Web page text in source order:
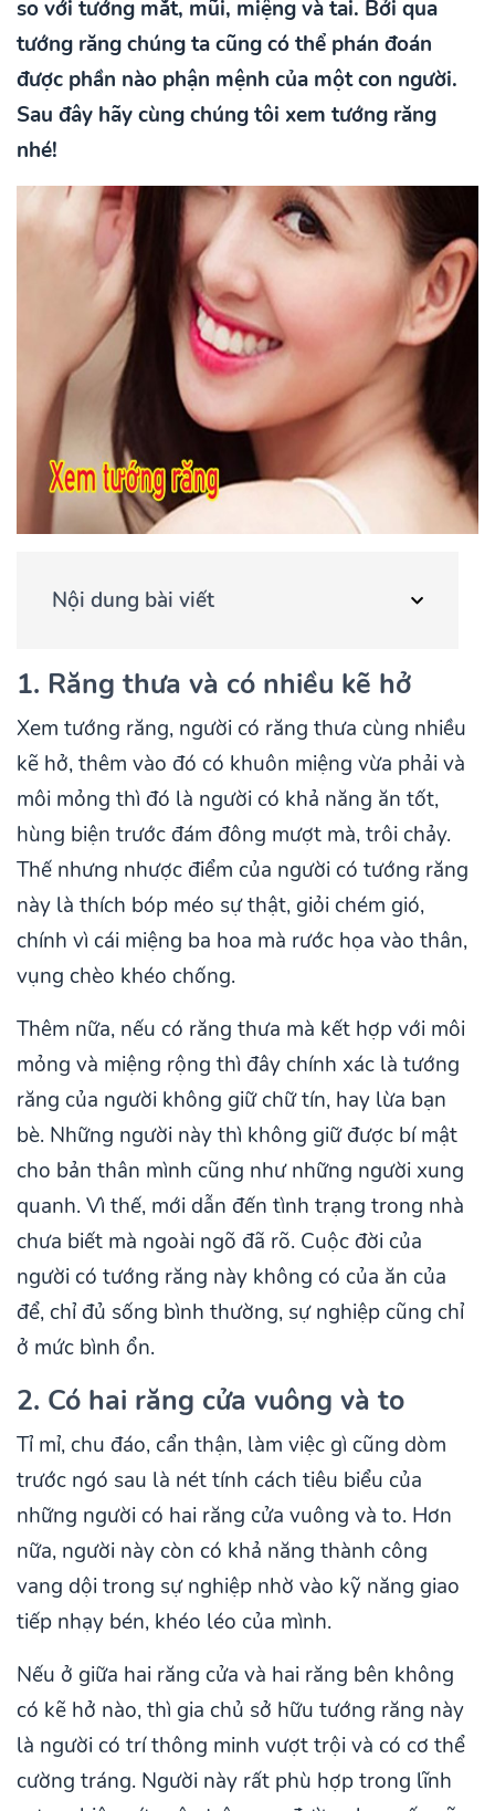
so với tướng mắt, mũi, miệng và tai. Bởi qua
tướng răng chúng ta cũng có thể phán đoán
được phần nào phận mệnh của một con người.
Sau đây hãy cùng chúng tôi xem tướng răng
nhé!
Nội dung bài viết
1. Răng thưa và có nhiều kẽ hở
Xem tướng răng, người có răng thưa cùng nhiều
kẽ hở, thêm vào đó có khuôn miệng vừa phải và
môi mỏng thì đó là người có khả năng ăn tốt,
hùng biện trước đám đông mượt mà, trôi chảy.
Thế nhưng nhược điểm của người có tướng răng
này là thích bóp méo sự thật, giỏi chém gió,
chính vì cái miệng ba hoa mà rước họa vào thân,
vụng chèo khéo chống.
Thêm nữa, nếu có răng thưa mà kết hợp với môi
mỏng và miệng rộng thì đây chính xác là tướng
răng của người không giữ chữ tín, hay lừa bạn
bè. Những người này thì không giữ được bí mật
cho bản thân mình cũng như những người xung
quanh. Vì thế, mới dẫn đến tình trạng trong nhà
chưa biết mà ngoài ngõ đã rõ. Cuộc đời của
người có tướng răng này không có của ăn của
để, chỉ đủ sống bình thường, sự nghiệp cũng chỉ
ở mức bình ổn.
2. Có hai răng cửa vuông và to
Tỉ mỉ, chu đáo, cẩn thận, làm việc gì cũng dòm
trước ngó sau là nét tính cách tiêu biểu của
những người có hai răng cửa vuông và to. Hơn
nữa, người này còn có khả năng thành công
vang dội trong sự nghiệp nhờ vào kỹ năng giao
tiếp nhạy bén, khéo léo của mình.
Nếu ở giữa hai răng cửa và hai răng bên không
có kẽ hở nào, thì gia chủ sở hữu tướng răng này
là người có trí thông minh vượt trội và có cơ thể
cường tráng. Người này rất phù hợp trong lĩnh